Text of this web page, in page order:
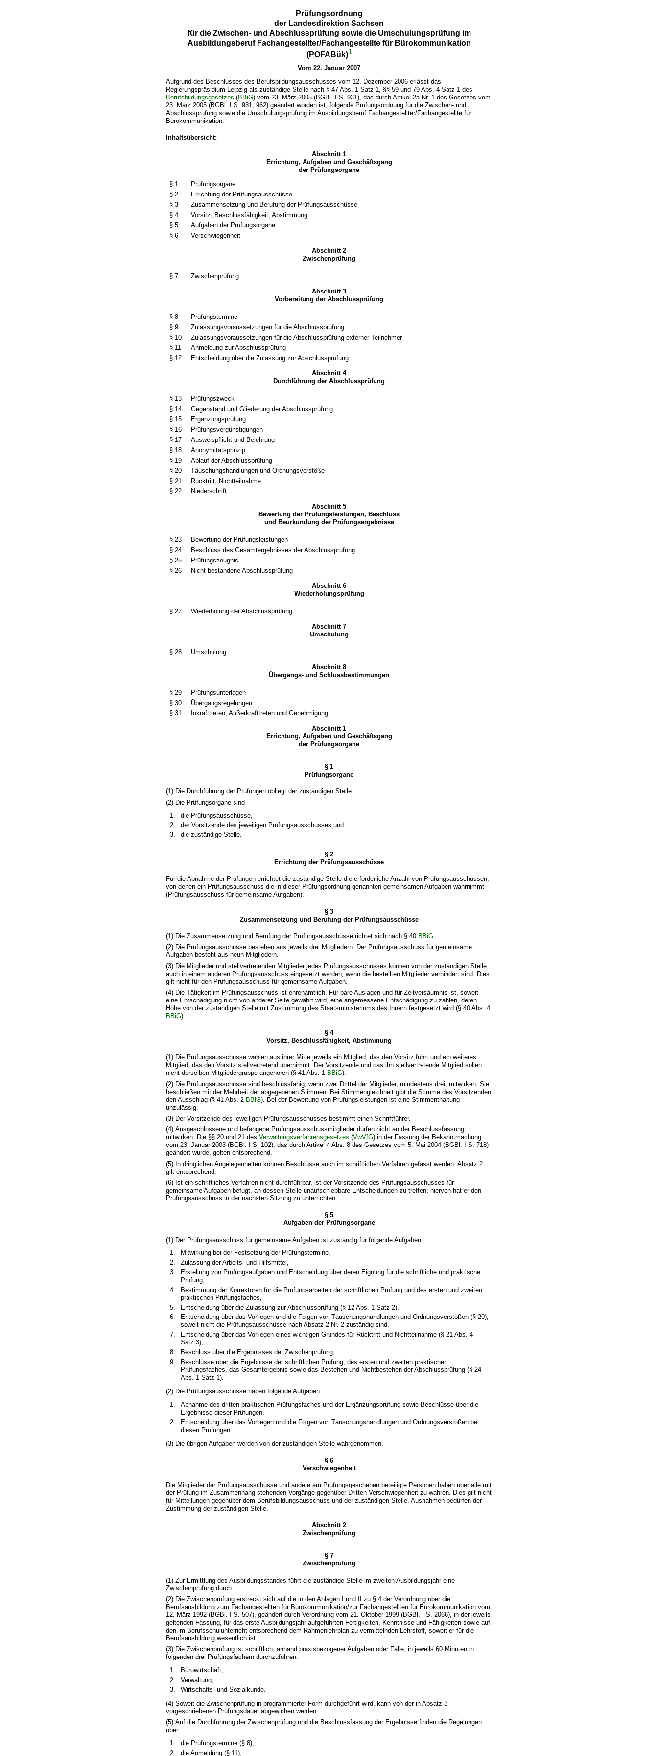
Prüfungsordnung
der Landesdirektion Sachsen
für die Zwischen- und Abschlussprüfung sowie die Umschulungsprüfung im
Ausbildungsberuf Fachangestellter/Fachangestellte für Bürokommunikation
(POFABük)1
Vom 22. Januar 2007
Aufgrund des Beschlusses des Berufsbildungsausschusses vom 12. Dezember 2006 erlässt das
Regierungspräsidium Leipzig als zuständige Stelle nach § 47 Abs. 1 Satz 1, §§ 59 und 79 Abs. 4 Satz 1 des
Berufsbildungsgesetzes (BBiG) vom 23. März 2005 (BGBl. I S. 931), das durch Artikel 2a Nr. 1 des Gesetzes vom
23. März 2005 (BGBl. I S. 931, 962) geändert worden ist, folgende Prüfungsordnung für die Zwischen- und
Abschlussprüfung sowie die Umschulungsprüfung im Ausbildungsberuf Fachangestellter/Fachangestellte für
Bürokommunikation:
Inhaltsübersicht:
Abschnitt 1
Errichtung, Aufgaben und Geschäftsgang
der Prüfungsorgane
§ 1
Prüfungsorgane
§ 2
Errichtung der Prüfungsausschüsse
§ 3
Zusammensetzung und Berufung der Prüfungsausschüsse
§ 4
Vorsitz, Beschlussfähigkeit, Abstimmung
§ 5
Aufgaben der Prüfungsorgane
§ 6
Verschwiegenheit
Abschnitt 2
Zwischenprüfung
§ 7 Zwischenprüfung
Abschnitt 3
Vorbereitung der Abschlussprüfung
§ 8
Prüfungstermine
§ 9
Zulassungsvoraussetzungen für die Abschlussprüfung
§ 10
Zulassungsvoraussetzungen für die Abschlussprüfung externer Teilnehmer
§ 11
Anmeldung zur Abschlussprüfung
§ 12
Entscheidung über die Zulassung zur Abschlussprüfung
Abschnitt 4
Durchführung der Abschlussprüfung
§ 13
Prüfungszweck
§ 14
Gegenstand und Gliederung der Abschlussprüfung
§ 15
Ergänzungsprüfung
§ 16
Prüfungsvergünstigungen
§ 17
Ausweispflicht und Belehrung
§ 18
Anonymitätsprinzip
§ 19
Ablauf der Abschlussprüfung
§ 20
Täuschungshandlungen und Ordnungsverstöße
§ 21
Rücktritt, Nichtteilnahme
§ 22
Niederschrift
Abschnitt 5
Bewertung der Prüfungsleistungen, Beschluss
und Beurkundung der Prüfungsergebnisse
§ 23
Bewertung der Prüfungsleistungen
§ 24
Beschluss des Gesamtergebnisses der Abschlussprüfung
§ 25
Prüfungszeugnis
§ 26
Nicht bestandene Abschlussprüfung
Abschnitt 6
Wiederholungsprüfung
§ 27 Wiederholung der Abschlussprüfung
Abschnitt 7
Umschulung
§ 28 Umschulung
Abschnitt 8
Übergangs- und Schlussbestimmungen
§ 29
Prüfungsunterlagen
§ 30
Übergangsregelungen
§ 31
Inkrafttreten, Außerkrafttreten und Genehmigung
Abschnitt 1
Errichtung, Aufgaben und Geschäftsgang
der Prüfungsorgane
§ 1
Prüfungsorgane
(1) Die Durchführung der Prüfungen obliegt der zuständigen Stelle.
(2) Die Prüfungsorgane sind
die Prüfungsausschüsse,
der Vorsitzende des jeweiligen Prüfungsausschusses und
die zuständige Stelle.
§ 2
Errichtung der Prüfungsausschüsse
Für die Abnahme der Prüfungen errichtet die zuständige Stelle die erforderliche Anzahl von Prüfungsausschüssen,
von denen ein Prüfungsausschuss die in dieser Prüfungsordnung genannten gemeinsamen Aufgaben wahrnimmt
(Prüfungsausschuss für gemeinsame Aufgaben).
§ 3
Zusammensetzung und Berufung der Prüfungsausschüsse
(1) Die Zusammensetzung und Berufung der Prüfungsausschüsse richtet sich nach § 40 BBiG
(2) Die Prüfungsausschüsse bestehen aus jeweils drei Mitgliedern. Der Prüfungsausschuss für gemeinsame
Aufgaben besteht aus neun Mitgliedern.
(3) Die Mitglieder und stellvertretenden Mitglieder jedes Prüfungsausschusses können von der zuständigen Stelle
auch in einem anderen Prüfungsausschuss eingesetzt werden, wenn die bestellten Mitglieder verhindert sind. Dies
gilt nicht für den Prüfungsausschuss für gemeinsame Aufgaben.
(4) Die Tätigkeit im Prüfungsausschuss ist ehrenamtlich. Für bare Auslagen und für Zeitversäumnis ist, soweit
eine Entschädigung nicht von anderer Seite gewährt wird, eine angemessene Entschädigung zu zahlen, deren
Höhe von der zuständigen Stelle mit Zustimmung des Staatsministeriums des Innern festgesetzt wird (§ 40 Abs. 4
BBiG).
§ 4
Vorsitz, Beschlussfähigkeit, Abstimmung
(1) Die Prüfungsausschüsse wählen aus ihrer Mitte jeweils ein Mitglied, das den Vorsitz führt und ein weiteres
Mitglied, das den Vorsitz stellvertretend übernimmt. Der Vorsitzende und das ihn stellvertretende Mitglied sollen
nicht derselben Mitgliedergruppe angehören (§ 41 Abs. 1 BBiG).
(2) Die Prüfungsausschüsse sind beschlussfähig, wenn zwei Drittel der Mitglieder, mindestens drei, mitwirken. Sie
beschließen mit der Mehrheit der abgegebenen Stimmen. Bei Stimmengleichheit gibt die Stimme des Vorsitzenden
den Ausschlag (§ 41 Abs. 2 BBiG). Bei der Bewertung von Prüfungsleistungen ist eine Stimmenthaltung
unzulässig.
(3) Der Vorsitzende des jeweiligen Prüfungsausschusses bestimmt einen Schriftführer.
(4) Ausgeschlossene und befangene Prüfungsausschussmitglieder dürfen nicht an der Beschlussfassung
mitwirken. Die §§ 20 und 21 desVerwaltungsverfahrensgesetzes (VwVfG) in der Fassung der Bekanntmachung
vom 23. Januar 2003 (BGBl. I S. 102), das durch Artikel 4 Abs. 8 des Gesetzes vom 5. Mai 2004 (BGBl. I S. 718)
geändert wurde, gelten entsprechend.
(5) In dringlichen Angelegenheiten können Beschlüsse auch im schriftlichen Verfahren gefasst werden. Absatz 2
gilt entsprechend.
(6) Ist ein schriftliches Verfahren nicht durchführbar, ist der Vorsitzende des Prüfungsausschusses für
gemeinsame Aufgaben befugt, an dessen Stelle unaufschiebbare Entscheidungen zu treffen; hiervon hat er den
Prüfungsausschuss in der nächsten Sitzung zu unterrichten.
§ 5
Aufgaben der Prüfungsorgane
(1) Der Prüfungsausschuss für gemeinsame Aufgaben ist zuständig für folgende Aufgaben:
Mitwirkung bei der Festsetzung der Prüfungstermine,
Zulassung der Arbeits- und Hilfsmittel,
Erstellung von Prüfungsaufgaben und Entscheidung über deren Eignung für die schriftliche und praktische
Prüfung,
Bestimmung der Korrektoren für die Prüfungsarbeiten der schriftlichen Prüfung und des ersten und zweiten
praktischen Prüfungsfaches,
Entscheidung über die Zulassung zur Abschlussprüfung (§ 12 Abs. 1 Satz 2),
Entscheidung über das Vorliegen und die Folgen von Täuschungshandlungen und Ordnungsverstößen (§ 20),
soweit nicht die Prüfungsausschüsse nach Absatz 2 Nr. 2 zuständig sind,
Entscheidung über das Vorliegen eines wichtigen Grundes für Rücktritt und Nichtteilnahme (§ 21 Abs. 4
Satz 3),
Beschluss über die Ergebnisses der Zwischenprüfung,
Beschlüsse über die Ergebnisse der schriftlichen Prüfung, des ersten und zweiten praktischen
Prüfungsfaches, das Gesamtergebnis sowie das Bestehen und Nichtbestehen der Abschlussprüfung (§ 24
Abs. 1 Satz 1).
(2) Die Prüfungsausschüsse haben folgende Aufgaben:
Abnahme des dritten praktischen Prüfungsfaches und der Ergänzungsprüfung sowie Beschlüsse über die
Ergebnisse dieser Prüfungen,
Entscheidung über das Vorliegen und die Folgen von Täuschungshandlungen und Ordnungsverstößen bei
diesen Prüfungen.
(3) Die übrigen Aufgaben werden von der zuständigen Stelle wahrgenommen.
§ 6
Verschwiegenheit
Die Mitglieder der Prüfungsausschüsse und andere am Prüfungsgeschehen beteiligte Personen haben über alle mit
der Prüfung im Zusammenhang stehenden Vorgänge gegenüber Dritten Verschwiegenheit zu wahren. Dies gilt nicht
für Mitteilungen gegenüber dem Berufsbildungsausschuss und der zuständigen Stelle. Ausnahmen bedürfen der
Zustimmung der zuständigen Stelle.
Abschnitt 2
Zwischenprüfung
§ 7
Zwischenprüfung
(1) Zur Ermittlung des Ausbildungsstandes führt die zuständige Stelle im zweiten Ausbildungsjahr eine
Zwischenprüfung durch.
(2) Die Zwischenprüfung erstreckt sich auf die in den Anlagen I und II zu § 4 der Verordnung über die
Berufsausbildung zum Fachangestellten für Bürokommunikation/zur Fachangestellten für Bürokommunikation vom
12. März 1992 (BGBl. I S. 507), geändert durch Verordnung vom 21. Oktober 1999 (BGBl. I S. 2066), in der jeweils
geltenden Fassung, für das erste Ausbildungsjahr aufgeführten Fertigkeiten, Kenntnisse und Fähigkeiten sowie auf
den im Berufsschulunterricht entsprechend dem Rahmenlehrplan zu vermittelnden Lehrstoff, soweit er für die
Berufsausbildung wesentlich ist.
(3) Die Zwischenprüfung ist schriftlich, anhand praxisbezogener Aufgaben oder Fälle, in jeweils 60 Minuten in
folgenden drei Prüfungsfächern durchzuführen:
Bürowirtschaft,
Verwaltung,
Wirtschafts- und Sozialkunde.
(4) Soweit die Zwischenprüfung in programmierter Form durchgeführt wird, kann von der in Absatz 3
vorgeschriebenen Prüfungsdauer abgewichen werden.
(5) Auf die Durchführung der Zwischenprüfung und die Beschlussfassung der Ergebnisse finden die Regelungen
über
die Prüfungstermine (§ 8),
die Anmeldung (§ 11),